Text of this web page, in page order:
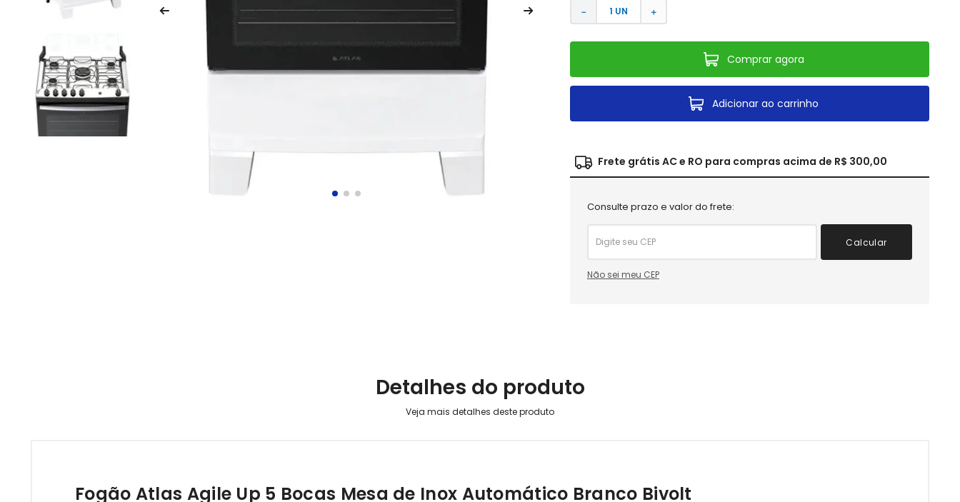
＋
－
Comprar agora
Adicionar ao carrinho
Frete grátis AC e RO para compras acima de R$ 300,00
Consulte prazo e valor do frete:
Calcular
Não sei meu CEP
Detalhes do produto
Fogão Atlas Agile Up 5 Bocas Mesa de Inox Automático Branco Bivolt